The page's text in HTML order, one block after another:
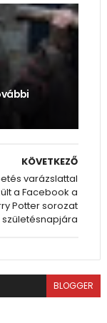
KÖVETKEZŐ
varázslattal
a Facebook a
Potter sorozat
születésnapjára
BLOGGER